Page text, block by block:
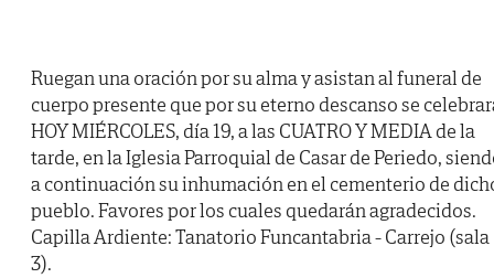
Ruegan una oración por su alma y asistan al funeral de
cuerpo presente que por su eterno descanso se
HOY MIÉRCOLES, día 19, a las CUATRO Y MEDIA de la
tarde, en la Iglesia Parroquial de Casar de Periedo,
a continuación su inhumación en el cementerio de
pueblo. Favores por los cuales quedarán agradecidos.
Capilla Ardiente: Tanatorio Funcantabria - Carrejo (sala
3).